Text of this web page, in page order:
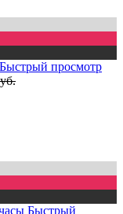
Быстрый просмотр
Быстрый